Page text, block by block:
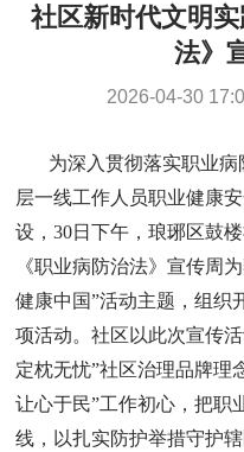
社区新时代文明
法》
2026-04-30
为深入贯彻落实职业
层一线工作人员职业健康
设，30日下午 ，琅琊区鼓
《职业病防治法》宣传周
健康中国”活动主题，组织
项活动。社区以此次宣传
定枕无忧”社区治理品牌理
让心于民”工作初心，把职
线，以扎实防护举措守护